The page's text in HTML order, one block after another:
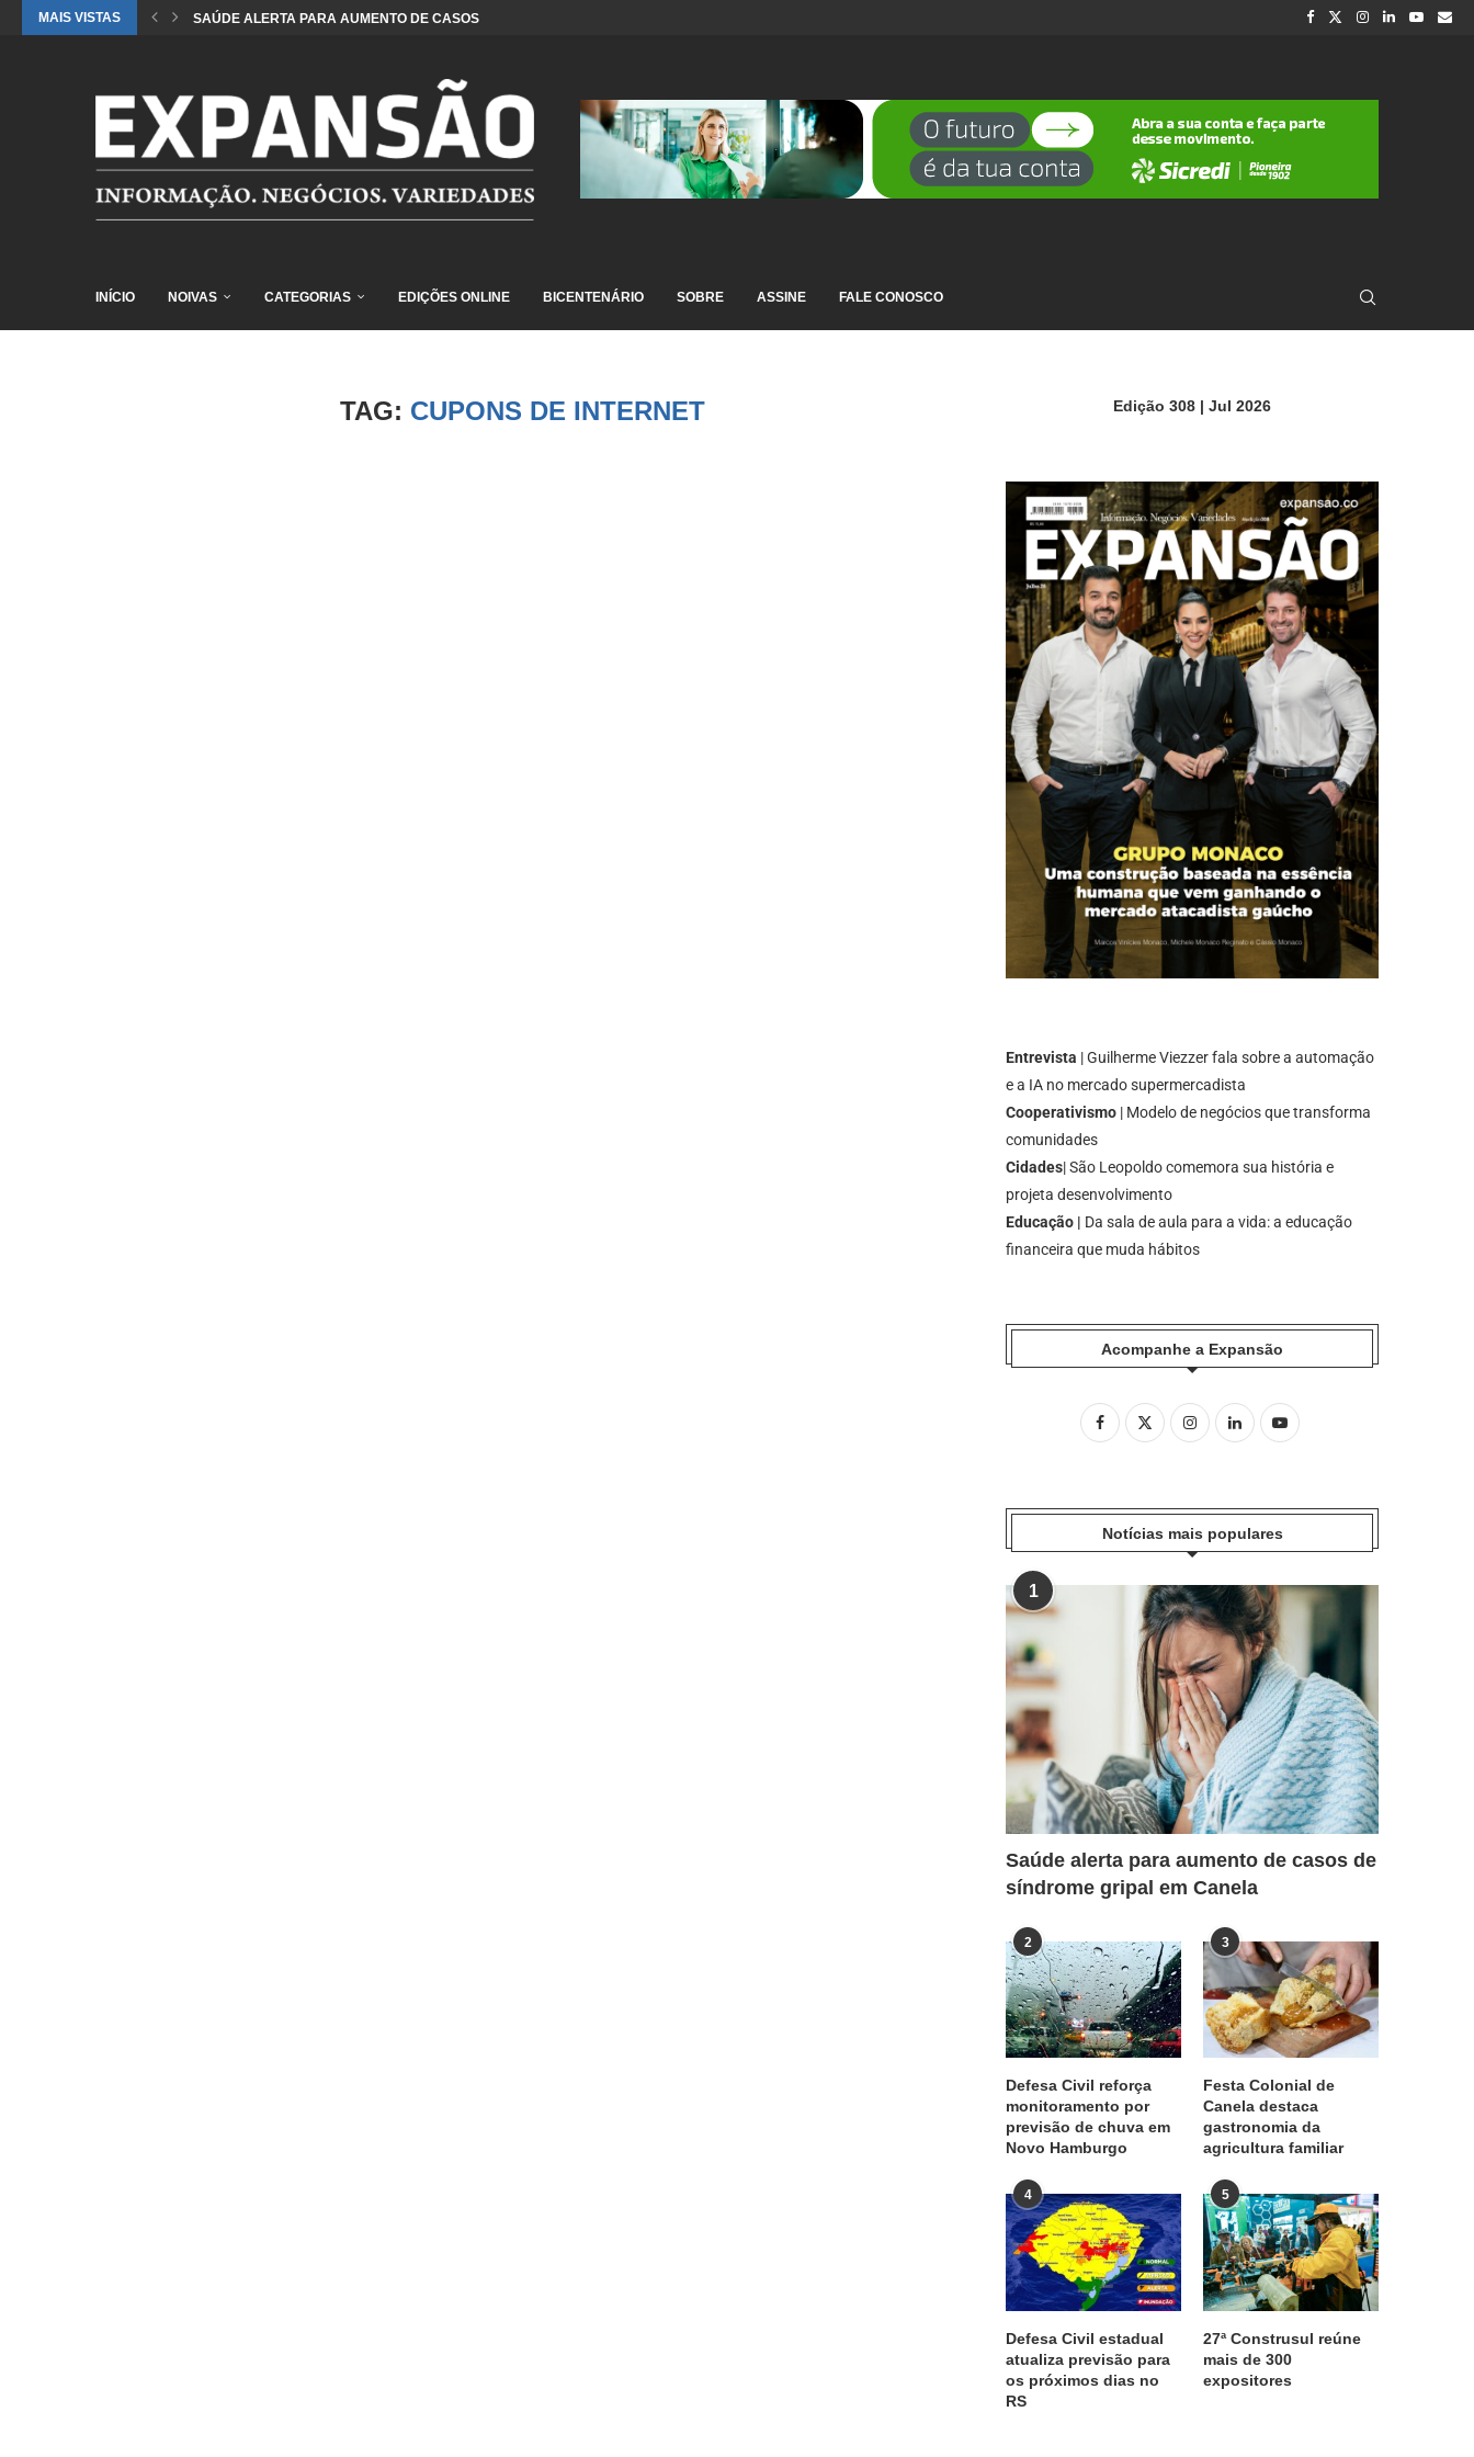
MAIS VISTAS SAÚDE ALERTA PARA AUMENTO DE CASOS DE SÍNDROME GRIPAL EM...
INÍCIO NOIVAS CATEGORIAS EDIÇÕES ONLINE BICENTENÁRIO SOBRE ASSINE FALE CONOSCO
TAG: CUPONS DE INTERNET Edição 308 | Jul 2026
Entrevista | Guilherme Viezzer fala sobre a automação
e a IA no mercado supermercadista
Cooperativismo | Modelo de negócios que transforma
comunidades
Cidades| São Leopoldo comemora sua história e
projeta desenvolvimento
Educação | Da sala de aula para a vida: a educação
financeira que muda hábitos
Acompanhe a Expansão
Notícias mais populares
1
Saúde alerta para aumento de casos de
síndrome gripal em Canela
2
Defesa Civil reforça
monitoramento por
previsão de chuva em
Novo Hamburgo
3
Festa Colonial de
Canela destaca
gastronomia da
agricultura familiar
4
Defesa Civil estadual
atualiza previsão para
os próximos dias no
RS
5
27ª Construsul reúne
mais de 300
expositores